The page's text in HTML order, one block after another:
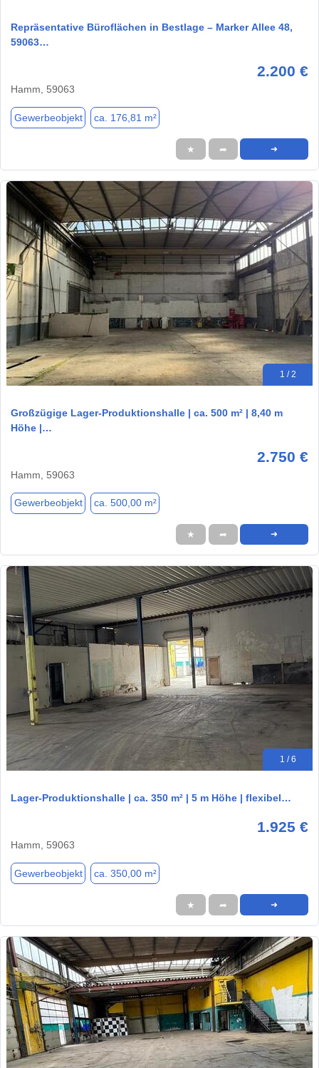
Repräsentative Büroflächen in Bestlage – Marker Allee 48,
59063…
2.200 €
Hamm, 59063
Gewerbeobjekt ca. 176,81 m²
★ ➦ ➜
1 / 2
Großzügige Lager-Produktionshalle | ca. 500 m² | 8,40 m
Höhe |…
2.750 €
Hamm, 59063
Gewerbeobjekt ca. 500,00 m²
★ ➦ ➜
1 / 6
Lager-Produktionshalle | ca. 350 m² | 5 m Höhe | flexibel…
1.925 €
Hamm, 59063
Gewerbeobjekt ca. 350,00 m²
★ ➦ ➜